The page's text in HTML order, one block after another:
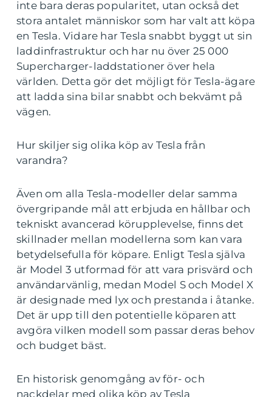
inte bara deras popularitet, utan också det
stora antalet människor som har valt att köpa
en Tesla. Vidare har Tesla snabbt byggt ut sin
laddinfrastruktur och har nu över 25 000
Supercharger-laddstationer över hela
världen. Detta gör det möjligt för Tesla-ägare
att ladda sina bilar snabbt och bekvämt på
vägen.
Hur skiljer sig olika köp av Tesla från
varandra?
Även om alla Tesla-modeller delar samma
övergripande mål att erbjuda en hållbar och
tekniskt avancerad körupplevelse, finns det
skillnader mellan modellerna som kan vara
betydelsefulla för köpare. Enligt Tesla själva
är Model 3 utformad för att vara prisvärd och
användarvänlig, medan Model S och Model X
är designade med lyx och prestanda i åtanke.
Det är upp till den potentielle köparen att
avgöra vilken modell som passar deras behov
och budget bäst.
En historisk genomgång av för- och
nackdelar med olika köp av Tesla